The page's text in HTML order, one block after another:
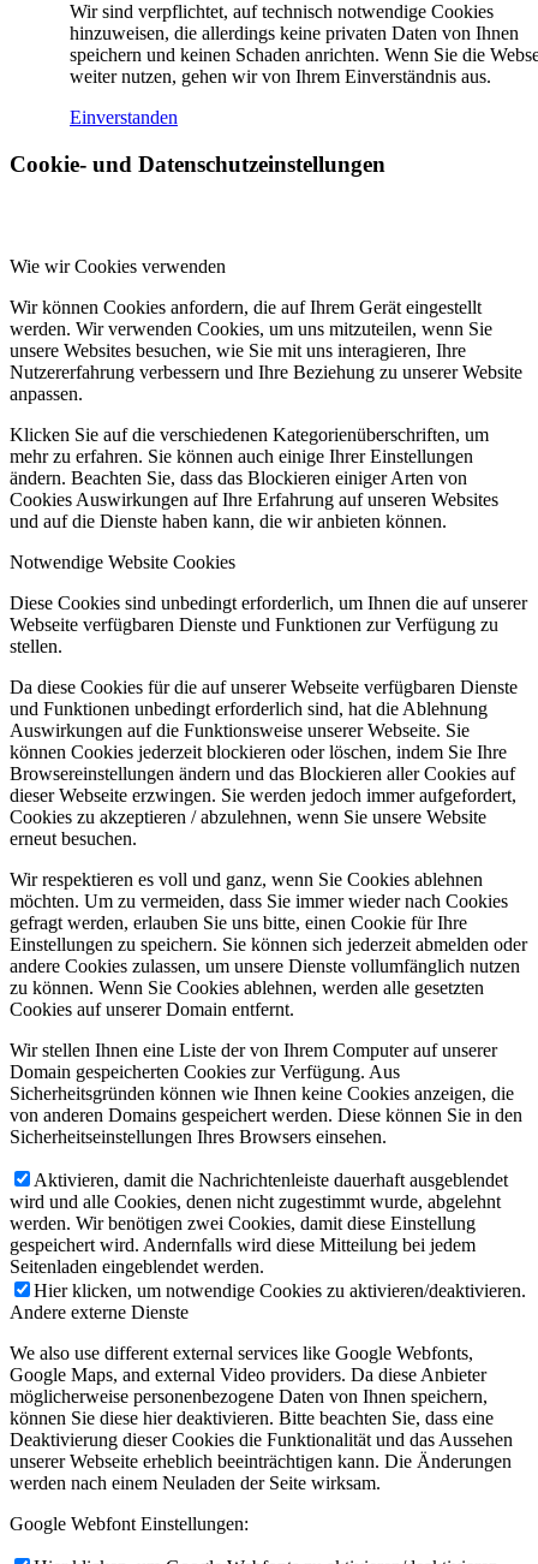
Wir sind verpflichtet, auf technisch notwendige Cookies
hinzuweisen, die allerdings keine privaten Daten von Ihnen
speichern und keinen Schaden anrichten. Wenn Sie die
weiter nutzen, gehen wir von Ihrem Einverständnis aus.
Einverstanden
Cookie- und Datenschutzeinstellungen
Wie wir Cookies verwenden
Wir können Cookies anfordern, die auf Ihrem Gerät eingestellt
werden. Wir verwenden Cookies, um uns mitzuteilen, wenn Sie
unsere Websites besuchen, wie Sie mit uns interagieren, Ihre
Nutzererfahrung verbessern und Ihre Beziehung zu unserer Website
anpassen.
Klicken Sie auf die verschiedenen Kategorienüberschriften, um
mehr zu erfahren. Sie können auch einige Ihrer Einstellungen
ändern. Beachten Sie, dass das Blockieren einiger Arten von
Cookies Auswirkungen auf Ihre Erfahrung auf unseren Websites
und auf die Dienste haben kann, die wir anbieten können.
Notwendige Website Cookies
Diese Cookies sind unbedingt erforderlich, um Ihnen die auf unserer
Webseite verfügbaren Dienste und Funktionen zur Verfügung zu
stellen.
Da diese Cookies für die auf unserer Webseite verfügbaren Dienste
und Funktionen unbedingt erforderlich sind, hat die Ablehnung
Auswirkungen auf die Funktionsweise unserer Webseite. Sie
können Cookies jederzeit blockieren oder löschen, indem Sie Ihre
Browsereinstellungen ändern und das Blockieren aller Cookies auf
dieser Webseite erzwingen. Sie werden jedoch immer aufgefordert,
Cookies zu akzeptieren / abzulehnen, wenn Sie unsere Website
erneut besuchen.
Wir respektieren es voll und ganz, wenn Sie Cookies ablehnen
möchten. Um zu vermeiden, dass Sie immer wieder nach Cookies
gefragt werden, erlauben Sie uns bitte, einen Cookie für Ihre
Einstellungen zu speichern. Sie können sich jederzeit abmelden oder
andere Cookies zulassen, um unsere Dienste vollumfänglich nutzen
zu können. Wenn Sie Cookies ablehnen, werden alle gesetzten
Cookies auf unserer Domain entfernt.
Wir stellen Ihnen eine Liste der von Ihrem Computer auf unserer
Domain gespeicherten Cookies zur Verfügung. Aus
Sicherheitsgründen können wie Ihnen keine Cookies anzeigen, die
von anderen Domains gespeichert werden. Diese können Sie in den
Sicherheitseinstellungen Ihres Browsers einsehen.
Aktivieren, damit die Nachrichtenleiste dauerhaft ausgeblendet
wird und alle Cookies, denen nicht zugestimmt wurde, abgelehnt
werden. Wir benötigen zwei Cookies, damit diese Einstellung
gespeichert wird. Andernfalls wird diese Mitteilung bei jedem
Seitenladen eingeblendet werden.
Hier klicken, um notwendige Cookies zu aktivieren/deaktivieren.
Andere externe Dienste
We also use different external services like Google Webfonts,
Google Maps, and external Video providers. Da diese Anbieter
möglicherweise personenbezogene Daten von Ihnen speichern,
können Sie diese hier deaktivieren. Bitte beachten Sie, dass eine
Deaktivierung dieser Cookies die Funktionalität und das Aussehen
unserer Webseite erheblich beeinträchtigen kann. Die Änderungen
werden nach einem Neuladen der Seite wirksam.
Google Webfont Einstellungen: